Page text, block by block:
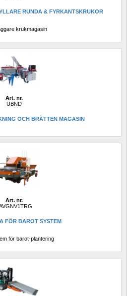
RUNDA & FYRKANTSKRUKOR
krukmagasin
Art. nr.
UBND
OCH BRÄTTEN MAGASIN
Art. nr.
FÖR BAROT SYSTEM
för barot-plantering